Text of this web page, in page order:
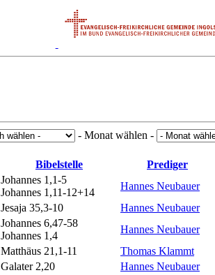
- Monat wählen -
Bibelstelle Prediger
Johannes 1,1-5
Johannes 1,11-12+14
Hannes Neubauer
Jesaja 35,3-10 Hannes Neubauer
Johannes 6,47-58
Johannes 1,4
Hannes Neubauer
Matthäus 21,1-11 Thomas Klammt
Galater 2,20 Hannes Neubauer